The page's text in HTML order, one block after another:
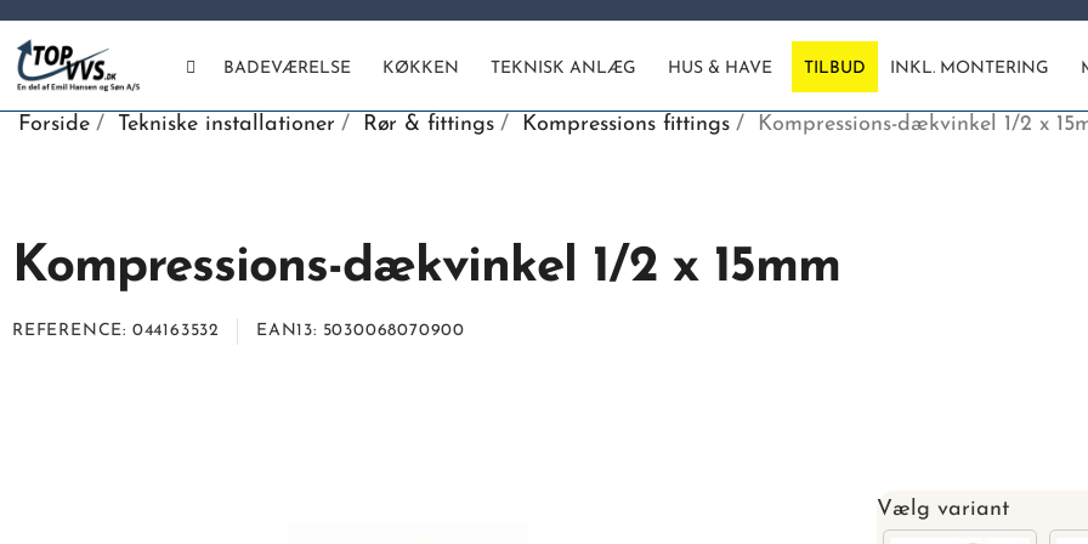
BADEVÆRELSE KØKKEN TEKNISK ANLÆG HUS & HAVE TILBUD INKL. MONTERING
Forside Tekniske installationer Rør & fittings Kompressions fittings Kompressions-dækvinkel 1/2 x
Kompressions-dækvinkel 1/2 x 15mm
REFERENCE 044163532 EAN13 5030068070900
Vælg variant